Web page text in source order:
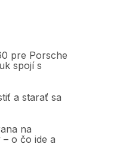
pre Porsche
spojí s
a starať sa
na
o čo ide a